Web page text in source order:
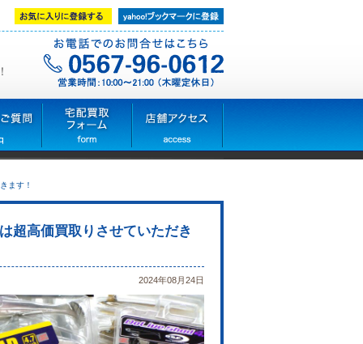
ます！
超高価買取りさせていただき
2024年08月24日